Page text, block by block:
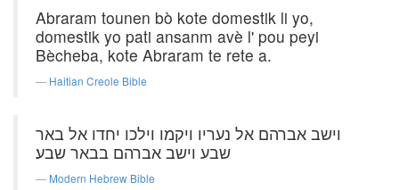
Abraram tounen bò kote domestik li yo,
domestik yo pati ansanm avè l' pou peyi
Bècheba, kote Abraram te rete a.
Haitian Creole Bible
וישב אברהם אל נעריו ויקמו וילכו יחדו אל באר
שבע וישב אברהם בבאר שבע׃
Modern Hebrew Bible